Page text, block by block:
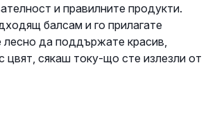
и правилните продукти.
балсам и го прилагате
да поддържате красив,
цвят, сякаш току-що сте излезли от